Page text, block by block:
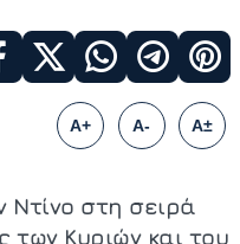
A+ A- A±
Ντίνο στη σειρά
των Κυριών και του